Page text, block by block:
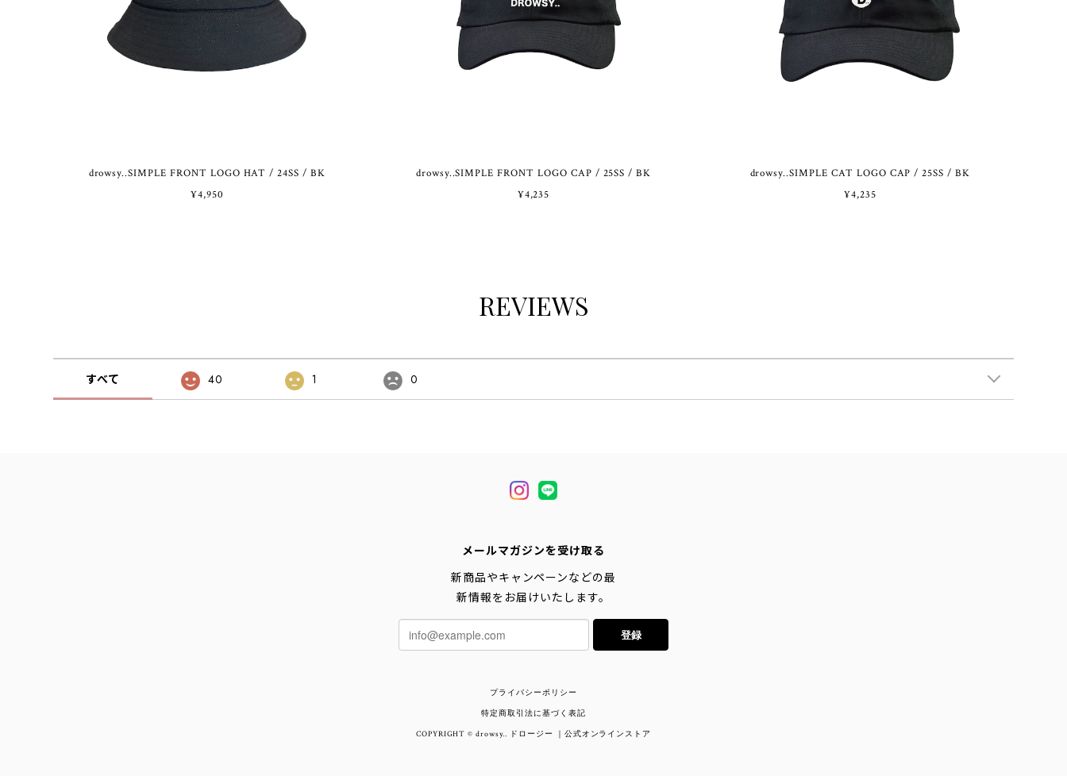
drowsy..SIMPLE FRONT LOGO HAT / 24SS / BK
¥4,950
drowsy..SIMPLE FRONT LOGO CAP / 25SS / BK
¥4,235
drowsy..SIMPLE CAT LOGO CAP / 25SS / BK
¥4,235
REVIEWS
すべて 40 1 0
メールマガジンを受け取る
新商品やキャンペーンなどの最
新情報をお届けいたします。
登録
プライバシーポリシー
特定商取引法に基づく表記
COPYRIGHT © drowsy.. ドロージー ｜公式オンラインストア